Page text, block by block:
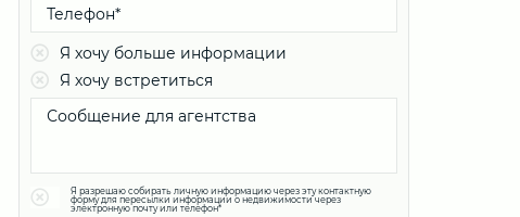
Я хочу больше информации
Я хочу встретиться
Я разрешаю собирать личную информацию через эту контактную
форму для пересылки информации о недвижимости через
электронную почту или телефон*